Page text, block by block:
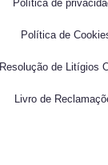
Política de
Política de
Resolução de Litígios
Livro de